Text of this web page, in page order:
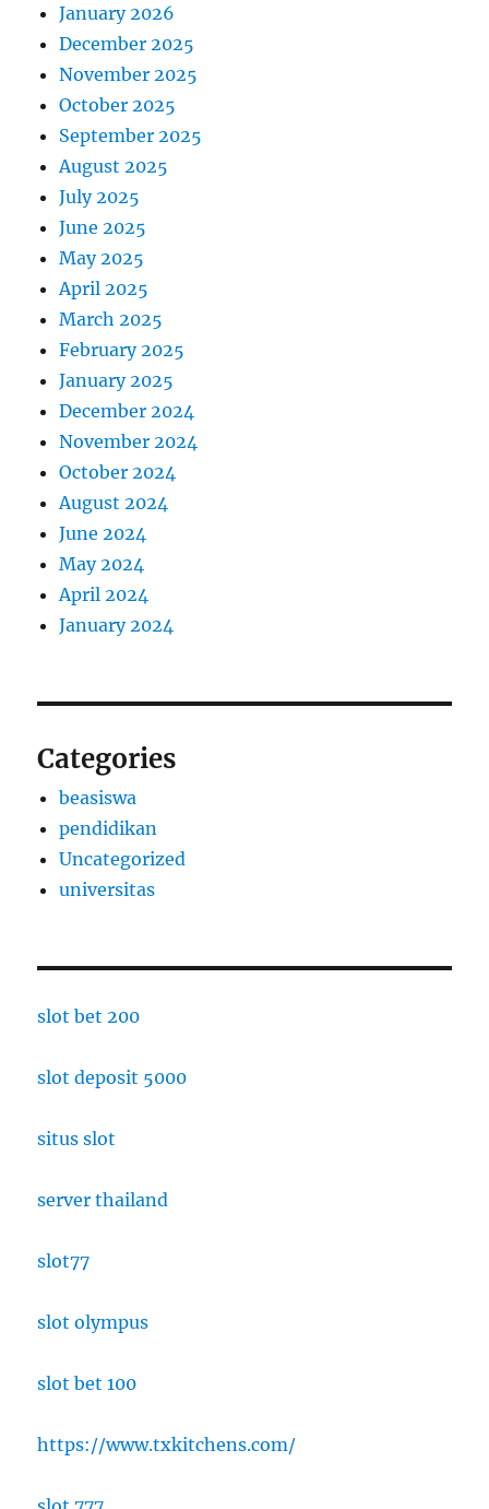
January 2026
December 2025
November 2025
October 2025
September 2025
August 2025
July 2025
June 2025
May 2025
April 2025
March 2025
February 2025
January 2025
December 2024
November 2024
October 2024
August 2024
June 2024
May 2024
April 2024
January 2024
Categories
beasiswa
pendidikan
Uncategorized
universitas
slot bet 200
slot deposit 5000
situs slot
server thailand
slot77
slot olympus
slot bet 100
https://www.txkitchens.com/